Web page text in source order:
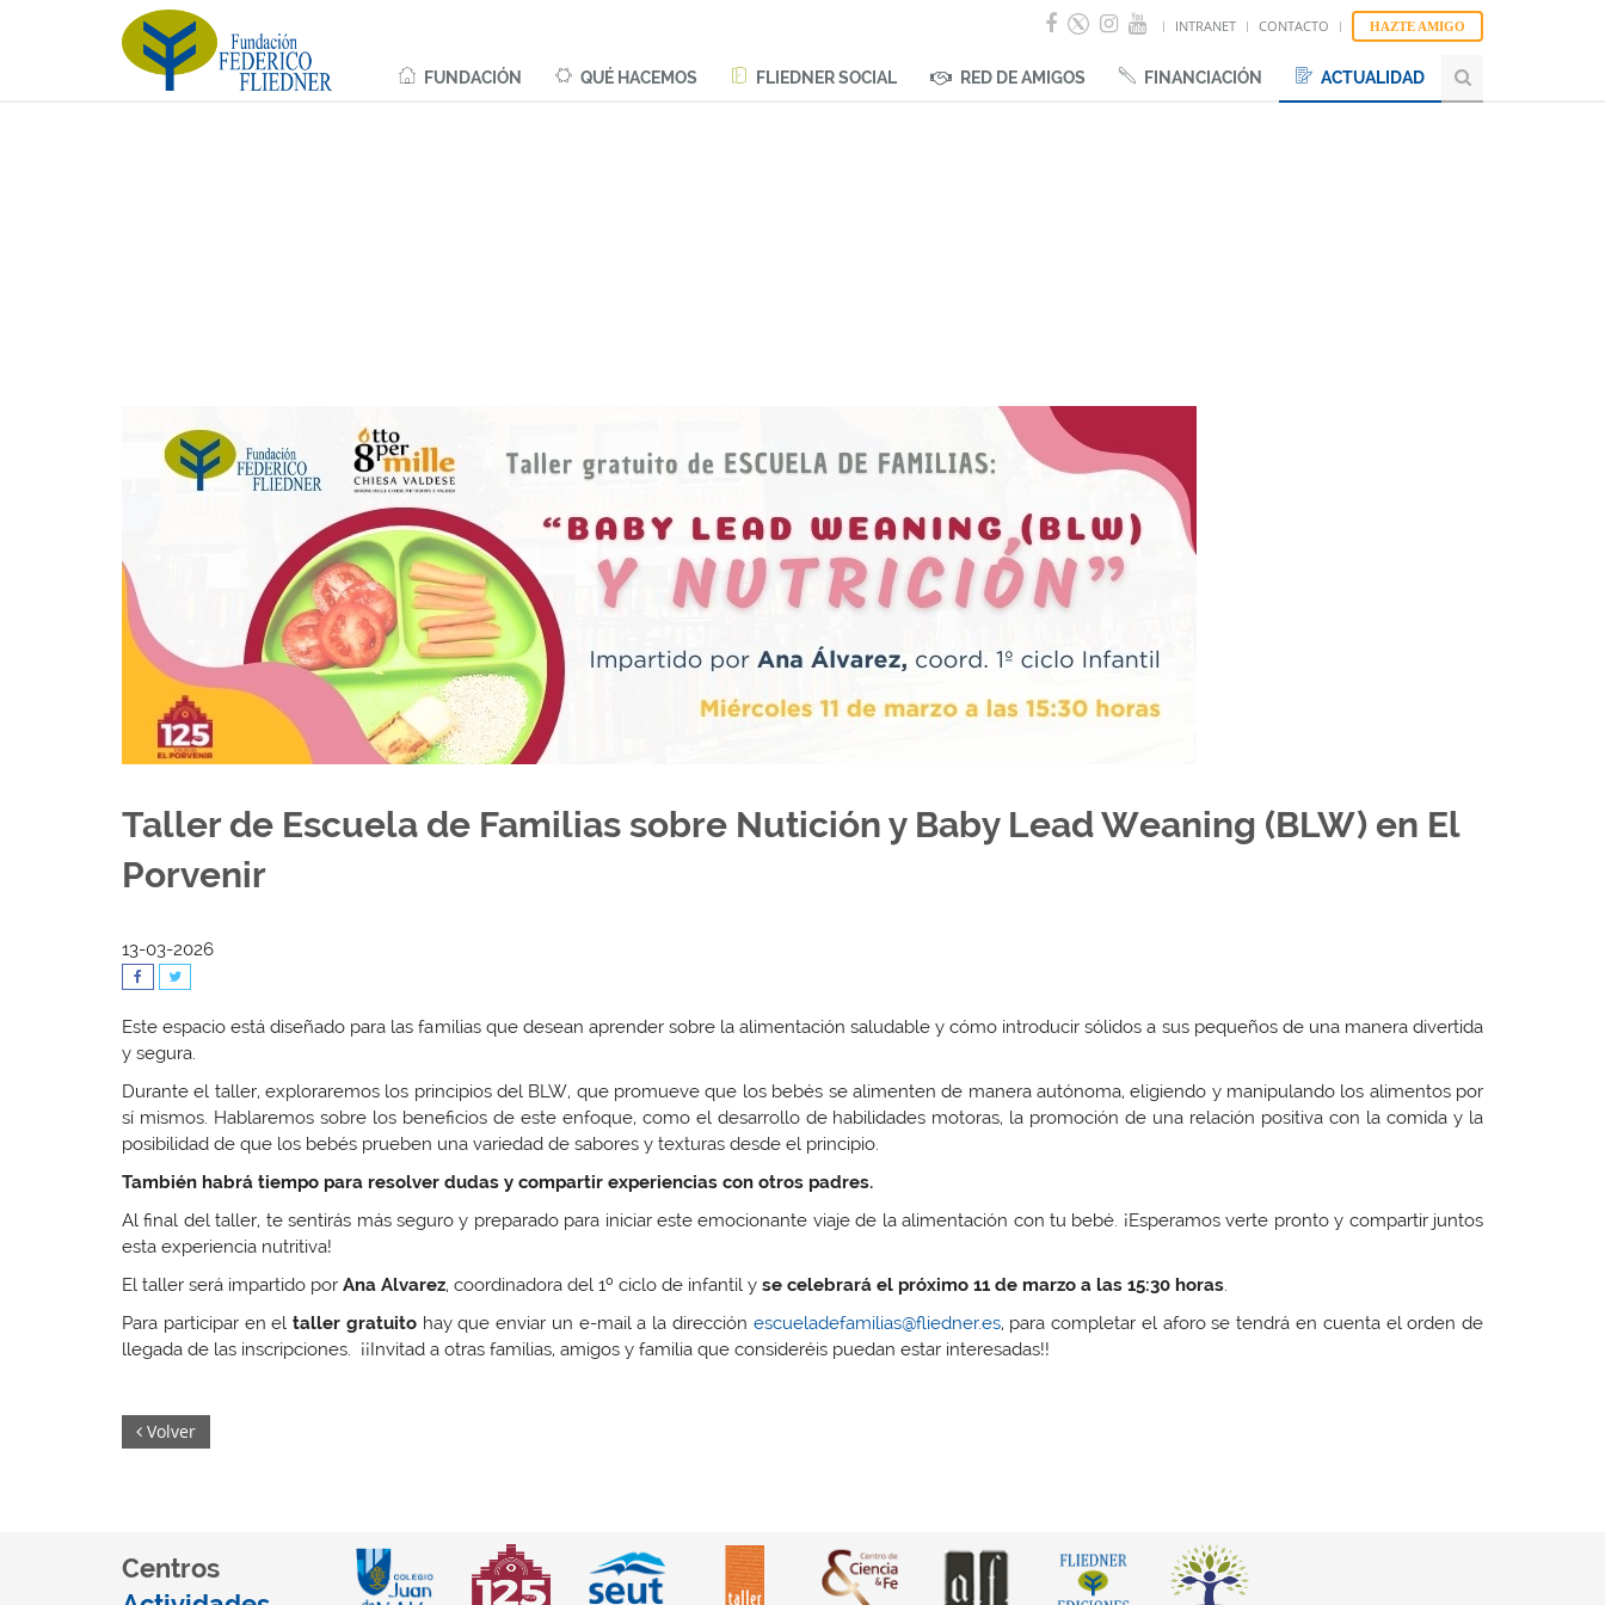
INTRANET CONTACTO HAZTE AMIGO
FUNDACIÓN QUÉ HACEMOS FLIEDNER SOCIAL RED DE AMIGOS FINANCIACIÓN ACTUALIDAD
Taller de Escuela de Familias sobre Nutición y Baby Lead Weaning (BLW) en El
Porvenir
13-03-2026
Este espacio está diseñado para las familias que desean aprender sobre la alimentación saludable y cómo introducir sólidos a sus pequeños de una manera divertida
y segura.
Durante el taller, exploraremos los principios del BLW, que promueve que los bebés se alimenten de manera autónoma, eligiendo y manipulando los alimentos por
sí mismos. Hablaremos sobre los beneficios de este enfoque, como el desarrollo de habilidades motoras, la promoción de una relación positiva con la comida y la
posibilidad de que los bebés prueben una variedad de sabores y texturas desde el principio.
También habrá tiempo para resolver dudas y compartir experiencias con otros padres.
Al final del taller, te sentirás más seguro y preparado para iniciar este emocionante viaje de la alimentación con tu bebé. ¡Esperamos verte pronto y compartir juntos
esta experiencia nutritiva!
El taller será impartido por Ana Alvarez, coordinadora del 1º ciclo de infantil y se celebrará el próximo 11 de marzo a las 15:30 horas.
Para participar en eltaller gratuito hay que enviar un e-mail a la dirección escueladefamilias@fliedner.es, para completar el aforo se tendrá en cuenta el orden de
llegada de las inscripciones. ¡¡Invitad a otras familias, amigos y familia que consideréis puedan estar interesadas!!
Volver
Centros